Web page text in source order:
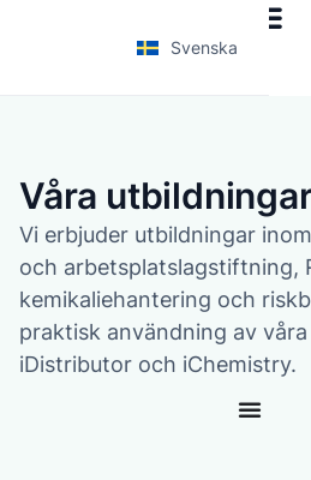
Svenska
Våra
Vi erbjuder utbildningar
och arbetsplatslagstiftning,
kemikaliehantering och
praktisk användning av
iDistributor och iChemistry.